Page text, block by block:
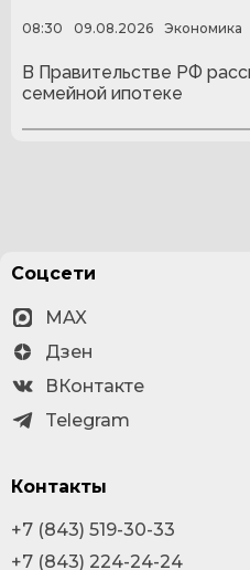
08:30 09.08.2026 Экономика
В Правительстве РФ
семейной ипотеке
Соцсети
MAX
Дзен
ВКонтакте
Telegram
Контакты
+7 (843) 519-30-33
+7 (843) 224-24-24